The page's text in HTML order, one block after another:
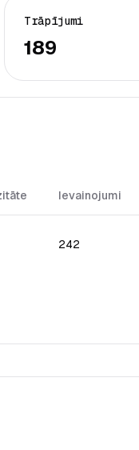
Trāpījumi
189
Ievainojumi
242